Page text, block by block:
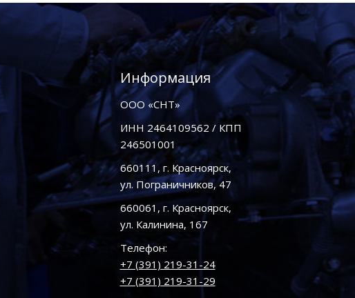
Информация
ООО «СНТ»
ИНН 2464109562 / КПП
246501001
660111, г. Красноярск,
ул. Пограничников, 47
660061, г. Красноярск,
ул. Калинина, 167
Телефон:
+7 (391) 219-31-24
+7 (391) 219-31-29